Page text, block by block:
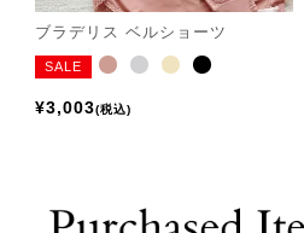
ブラデリス ベルショーツ
SALE
¥3,003 税込